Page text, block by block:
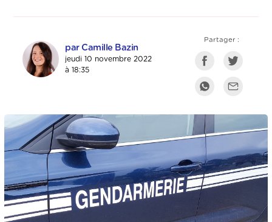
par Camille Bazin
jeudi 10 novembre 2022
à 18:35
Partager :